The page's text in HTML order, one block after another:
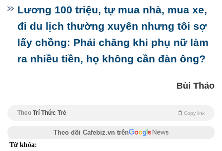
Lương 100 triệu, tự mua nhà, mua xe,
đi du lịch thường xuyên nhưng tôi sợ
lấy chồng: Phải chăng khi phụ nữ làm
ra nhiều tiền, họ không cần đàn ông?
Bùi Thảo
Theo Trí Thức Trẻ Copy link
Theo dõi Cafebiz.vn trên
Từ khóa: